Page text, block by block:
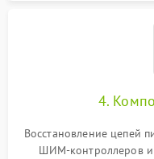
4.
Восстановление цепей
ШИМ-контроллеров и